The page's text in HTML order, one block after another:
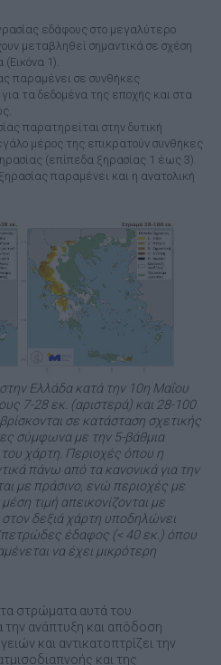
εδάφους στο μεγαλύτερο
μεταβληθεί σημαντικά σε σχέση
(Εικόνα 1).
παραμένει σε συνθήκες
τα δεδομένα της εποχής και στα
παρατηρείται στην δυτική
μέρος της επικρατούν συνθήκες
(επίπεδα ξηρασίας 1 έως 3).
παραμένει και η ανατολική
Ελλάδα κατά την 10η Μαΐου
7-28 εκ. (αριστερά) και 28-100
σε κατάσταση σχετικής
σύμφωνα με την 5-βάθμια
χάρτη. Περιοχές όπου η
πάνω από τα κανονικά για την
με πράσινο, ενώ περιοχές με
τιμή απεικονίζονται με
δεξιά χάρτη υποδηλώνει
πετρώδες έδαφος (< 40 εκ.) όπου
να έχει μικρότερη
στρώματα αυτά του
την ανάπτυξη και απόδοση
και αντικατοπτρίζει την
και της